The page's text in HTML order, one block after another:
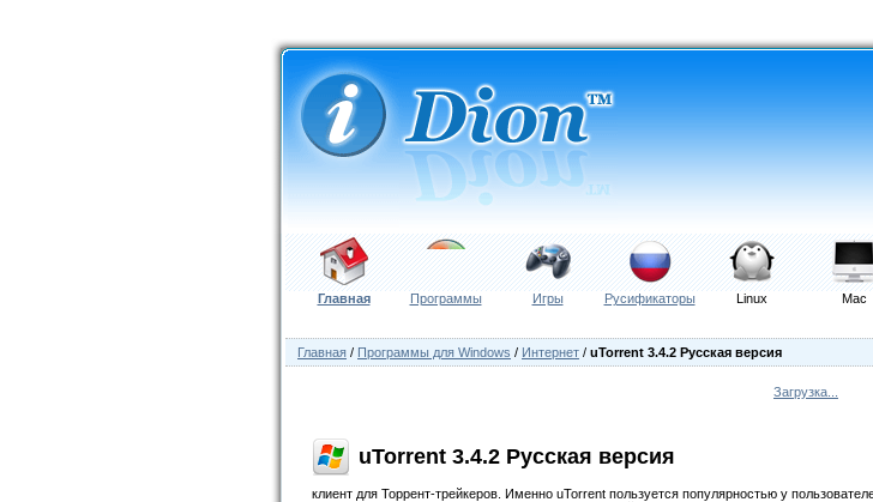
Главная Программы Игры Русификаторы Linux Mac
Главная / Программы для Windows / Интернет / uTorrent 3.4.2 Русская версия
Загрузка...
uTorrent 3.4.2 Русская версия
клиент для Торрент-трейкеров. Именно uTorrent пользуется популярностью у